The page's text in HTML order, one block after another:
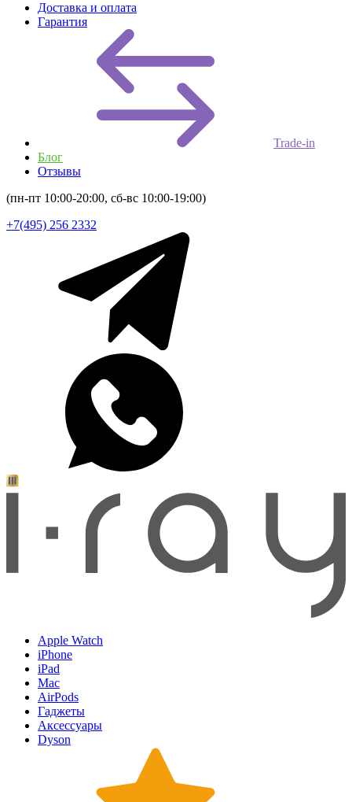
Доставка и оплата
Гарантия
Trade-in
Блог
Отзывы
(пн-пт 10:00-20:00, сб-вс 10:00-19:00)
+7(495) 256 2332
Apple Watch
iPhone
iPad
Mac
AirPods
Гаджеты
Аксессуары
Dyson